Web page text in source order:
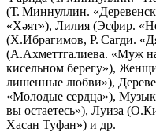
(Т. Миннуллин.
«Хәят»), Лилия (Эсфир.
(Х.Ибрагимов, Р. Сагди.
(А.Ахметтгалиева. «Муж
кисельном берегу»),
лишенные любви»),
«Молодые сердца»),
вы остаетесь»), Луиза
Хасан Туфан») и др.